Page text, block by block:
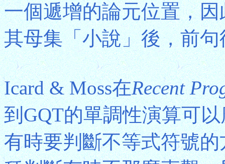
一個遞增的論元位置，
其母集「小說」後，前
Icard & Moss在Recent
到GQT的單調性演算可
有時要判斷不等式符號